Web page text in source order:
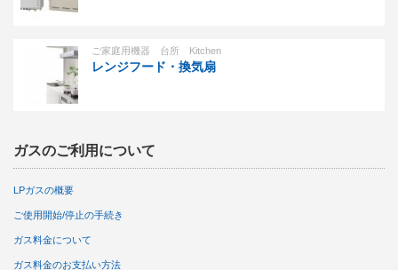
ご家庭用機器 台所 Kitchen
レンジフード・換気扇
ガスのご利用について
LPガスの概要
ご使用開始/停止の手続き
ガス料金について
ガス料金のお支払い方法